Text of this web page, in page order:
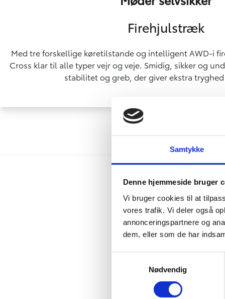
Samtykke
Denne hjemmeside bruger
Vi bruger cookies til at
vores trafik. Vi deler også
annonceringspartnere og
dem, eller som de har
Nødvendig
Firehjulstræk
Med tre forskellige køretilstande og intelligent AWD-i
Cross klar til alle typer vejr og veje. Smidig, sikker og
stabilitet og greb, der giver ekstra